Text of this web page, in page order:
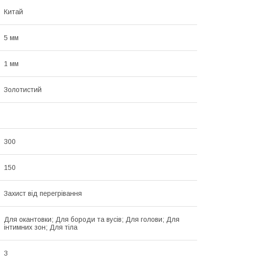
Китай
5 мм
1 мм
Золотистий
300
150
Захист від перегрівання
Для окантовки; Для бороди та вусів; Для голови; Для
інтимних зон; Для тіла
3